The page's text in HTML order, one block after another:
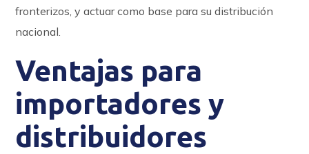
fronterizos, y actuar como base para su distribución
nacional.
Ventajas para
importadores y
distribuidores